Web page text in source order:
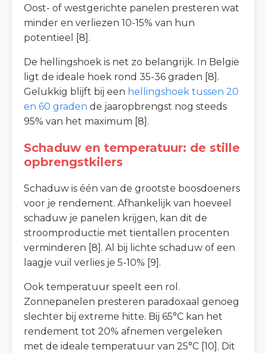
Oost- of westgerichte panelen presteren wat
minder en verliezen 10-15% van hun
potentieel [8].
De hellingshoek is net zo belangrijk. In België
ligt de ideale hoek rond 35-36 graden [8].
Gelukkig blijft bij een hellingshoek tussen 20
en 60 graden de jaaropbrengst nog steeds
95% van het maximum [8].
Schaduw en temperatuur: de stille
opbrengstkilers
Schaduw is één van de grootste boosdoeners
voor je rendement. Afhankelijk van hoeveel
schaduw je panelen krijgen, kan dit de
stroomproductie met tientallen procenten
verminderen [8]. Al bij lichte schaduw of een
laagje vuil verlies je 5-10% [9].
Ook temperatuur speelt een rol.
Zonnepanelen presteren paradoxaal genoeg
slechter bij extreme hitte. Bij 65°C kan het
rendement tot 20% afnemen vergeleken
met de ideale temperatuur van 25°C [10]. Dit